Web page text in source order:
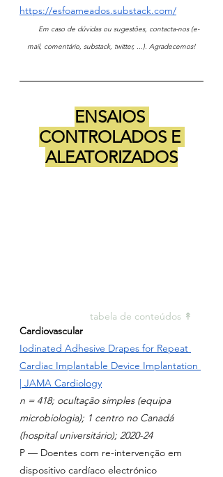
https://esfoameados.substack.com/
Em caso de dúvidas ou sugestões, contacta-nos (e-
mail, comentário, substack, twitter, ...). Agradecemos!
ENSAIOS
CONTROLADOS E
ALEATORIZADOS
tabela de conteúdos ↟
Cardiovascular
Iodinated Adhesive Drapes for Repeat
Cardiac Implantable Device Implantation
| JAMA Cardiology
n = 418; ocultação simples (equipa
microbiologia); 1 centro no Canadá
(hospital universitário); 2020-24
P — Doentes com re-intervenção em
dispositivo cardíaco electrónico